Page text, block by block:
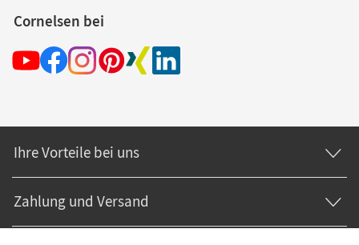
Cornelsen bei
Ihre Vorteile bei uns
Zahlung und Versand